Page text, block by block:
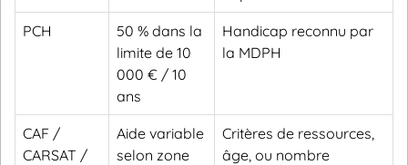
PCH
50 % dans la
limite de 10
000 € / 10
ans
Handicap reconnu par
la MDPH
CAF /
CARSAT /
Aide variable
selon zone
Critères de ressources,
âge, ou nombre